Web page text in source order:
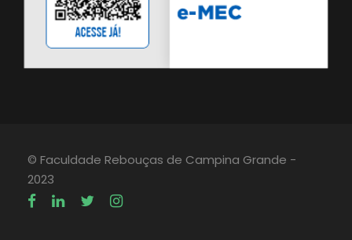
© Faculdade Rebouças de Campina Grande -
2023